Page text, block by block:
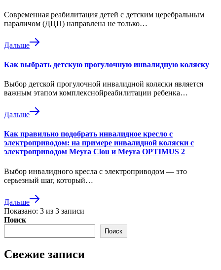
Современная реабилитация детей с детским церебральным
параличом (ДЦП) направлена не только…
Дальше
Как выбрать детскую прогулочную инвалидную коляску
Выбор детской прогулочной инвалидной коляски является
важным этапом комплекснойреабилитации ребенка…
Дальше
Как правильно подобрать инвалидное кресло с
электроприводом: на примере инвалидной коляски с
электроприводом Meyra Clou и Meyra OPTIMUS 2
Выбор инвалидного кресла с электроприводом — это
серьезный шаг, который…
Дальше
Показано: 3 из 3 записи
Поиск
Поиск
Свежие записи